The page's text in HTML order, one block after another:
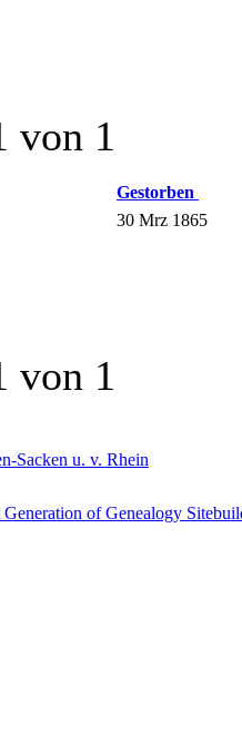
von 1
Gestorben
30 Mrz 1865
von 1
Sacken u. v. Rhein
of Genealogy